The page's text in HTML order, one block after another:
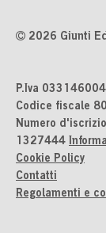
2026 Giunti
P.Iva
Codice fiscale
Numero
1327444
Cookie Policy
Contatti
Regolamenti e